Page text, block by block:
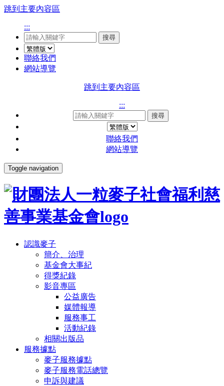
跳到主要內容區
:::
搜尋
聯絡我們
網站導覽
跳到主要內容區
:::
搜尋
聯絡我們
網站導覽
Toggle navigation
認識麥子
簡介、治理
基金會大事紀
得獎紀錄
影音專區
公益廣告
媒體報導
服務事工
活動紀錄
相關出版品
服務據點
麥子服務據點
麥子服務電話總覽
申訴與建議